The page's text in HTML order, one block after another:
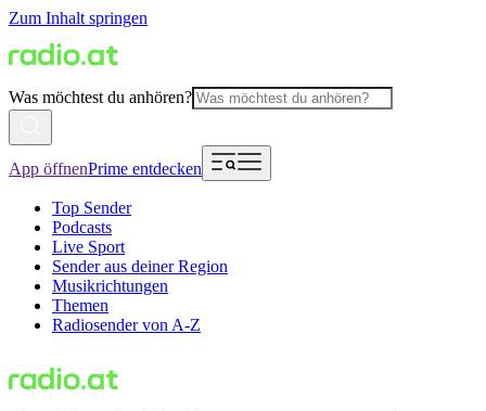
Zum Inhalt springen
Was möchtest du anhören?
App öffnenPrime entdecken
Top Sender
Podcasts
Live Sport
Sender aus deiner Region
Musikrichtungen
Themen
Radiosender von A-Z